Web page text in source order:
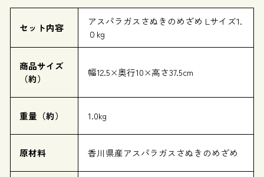
セット内容
アスパラガスさぬきのめざめ Lサイズ1.
０kg
商品サイズ
（約）
幅12.5×奥行10×高さ37.5cm
重量（約） 1.0kg
原材料 香川県産アスパラガスさぬきのめざめ